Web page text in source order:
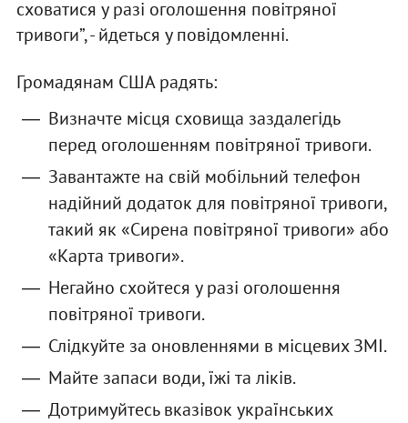
сховатися у разі оголошення повітряної
тривоги”, - йдеться у повідомленні.
Громадянам США радять:
Визначте місця сховища заздалегідь
перед оголошенням повітряної тривоги.
Завантажте на свій мобільний телефон
надійний додаток для повітряної тривоги,
такий як «Сирена повітряної тривоги» або
«Карта тривоги».
Негайно схойтеся у разі оголошення
повітряної тривоги.
Слідкуйте за оновленнями в місцевих ЗМІ.
Майте запаси води, їжі та ліків.
Дотримуйтесь вказівок українських